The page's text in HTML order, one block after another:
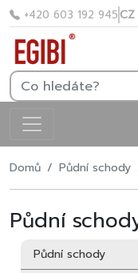
+420 603 192 945CZ
Domů Půdní schody
Půdní
Půdní schody